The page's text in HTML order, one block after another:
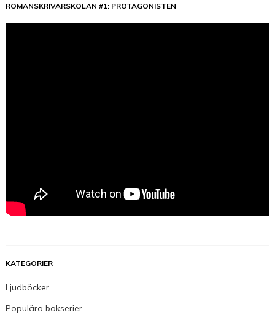
ROMANSKRIVARSKOLAN #1: PROTAGONISTEN
KATEGORIER
Ljudböcker
Populära bokserier